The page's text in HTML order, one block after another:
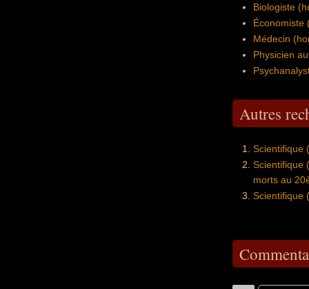
Biologiste
Économiste
Médecin
Physicien
Autres
Scientifique
Scientifique
morts au
Scientifique